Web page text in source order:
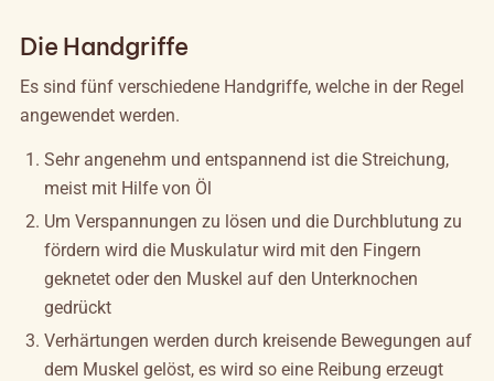
Die Handgriffe
Es sind fünf verschiedene Handgriffe, welche in der Regel
angewendet werden.
Sehr angenehm und entspannend ist die Streichung,
meist mit Hilfe von Öl
Um Verspannungen zu lösen und die Durchblutung zu
fördern wird die Muskulatur wird mit den Fingern
geknetet oder den Muskel auf den Unterknochen
gedrückt
Verhärtungen werden durch kreisende Bewegungen auf
dem Muskel gelöst, es wird so eine Reibung erzeugt